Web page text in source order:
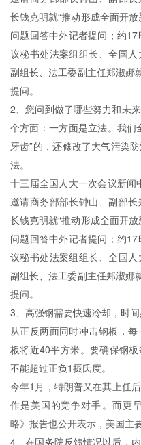
长钱克明就“推动形成全面开
问题回答中外记者提问；约
议秘书处法案组组长、全国
副组长、法工委副主任郑淑
提问。
2、您问到做了哪些努力和未来
个方面：一方面是立法。
牙齿”的，还修改了大气污染
法。
十三届全国人大一次会议新闻中心
邀请商务部部长钟山、副部
长钱克明就“推动形成全面开
问题回答中外记者提问；约
议秘书处法案组组长、全国
副组长、法工委副主任郑淑
提问。
3、高强钢需要快速冷却，时
从正反两面同时冲击钢板，
板将近40平方米。要确保钢
不能超过正负1摄氏度。
今年1月，特朗普又在其上任
作是美国的竞争对手。而更
略》报告也公开表示，美国主
4、在国务院反馈情况以后，